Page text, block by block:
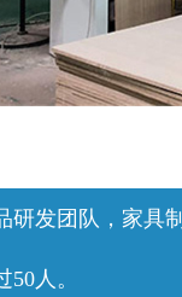
研发团队，家具制
人。